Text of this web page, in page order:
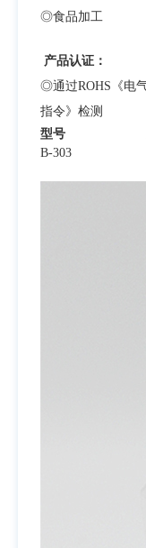
◎食品加工
产品认证：
◎通过ROHS《电
指令》检测
型号
B-303